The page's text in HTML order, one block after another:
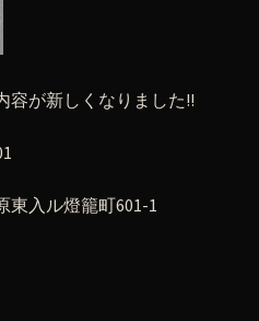
容が新しくなりました!!
東入ル燈籠町601-1